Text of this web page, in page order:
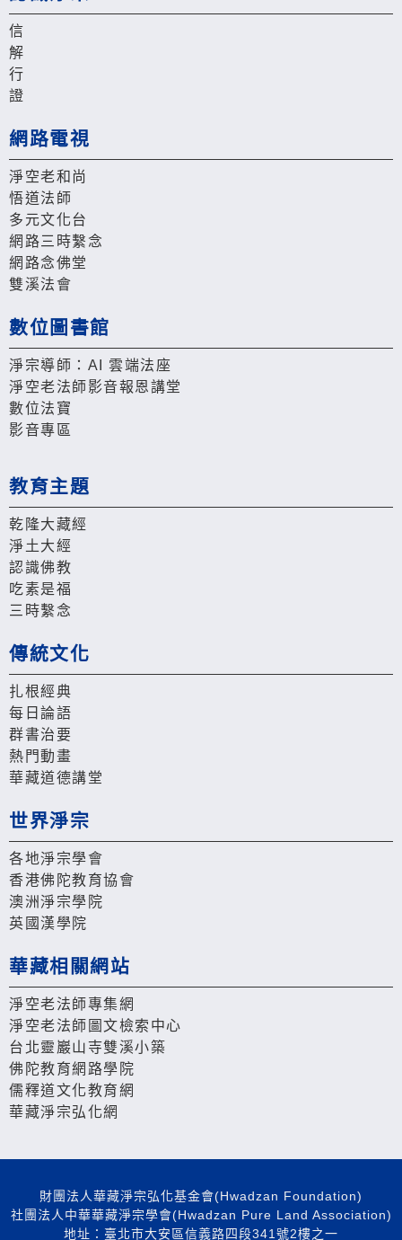
信
解
行
證
網路電視
淨空老和尚
悟道法師
多元文化台
網路三時繫念
網路念佛堂
雙溪法會
數位圖書館
淨宗導師：AI 雲端法座
淨空老法師影音報恩講堂
數位法寶
影音專區
教育主題
乾隆大藏經
淨土大經
認識佛教
吃素是福
三時繫念
傳統文化
扎根經典
每日論語
群書治要
熱門動畫
華藏道德講堂
世界淨宗
各地淨宗學會
香港佛陀教育協會
澳洲淨宗學院
英國漢學院
華藏相關網站
淨空老法師專集網
淨空老法師圖文檢索中心
台北靈巖山寺雙溪小築
佛陀教育網路學院
儒釋道文化教育網
華藏淨宗弘化網
財團法人華藏淨宗弘化基金會(Hwadzan Foundation)
社團法人中華華藏淨宗學會(Hwadzan Pure Land Association)
地址：臺北市大安區信義路四段341號2樓之一